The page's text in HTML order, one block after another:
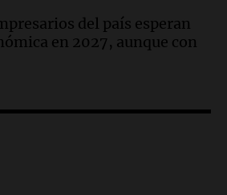
el próximo año
del país esperan
en 2027, aunque con